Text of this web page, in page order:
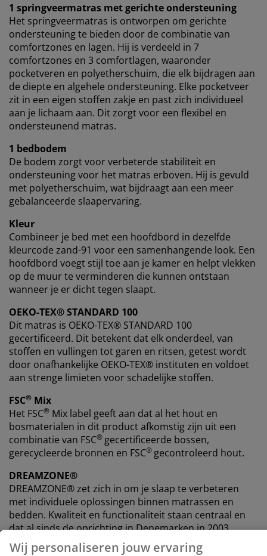
1 springveermatras met gerichte ondersteuning
Het springveermatras is ontworpen om gerichte
ondersteuning te bieden door de combinatie van
comfortzones en lagen. Hij is verdeeld in 7
comfortzones en 3 comfortlagen, waaronder
pocketveren en polyetherschuim, die elk bijdragen aan
de diepte en algehele ondersteuning. Elke pocketveer
zit in een eigen stoffen zakje en past zich individueel
aan je lichaam aan. Dit zorgt voor een flexibel en
ondersteunend matras.
1 bedbodem
De bodem zorgt voor verbeterde stabiliteit en
ondersteuning voor het matras erboven. Hij is gevuld
met polyetherschuim, wat bijdraagt aan een meer
gebalanceerde slaapervaring.
Kleur
Combineer je bed met een hoofdbord in dezelfde
kleurcode zand-91 voor een samenhangende look. Een
hoofdbord voegt stijl toe aan je kamer en helpt vlekken
op de muur te verminderen die kunnen ontstaan
wanneer je er dicht tegen slaapt.
OEKO-TEX® STANDARD 100
Dit matras is OEKO-TEX® STANDARD 100
gecertificeerd. Dit betekent dat elk onderdeel, van
stoffen en vullingen tot garen en ritsen, getest wordt
door onafhankelijke OEKO-TEX® instituten en voldoet
aan strenge limieten voor schadelijke stoffen.
FSC® Mix
Het FSC® Mix label geeft aan dat al het hout en
bosmaterialen in dit product afkomstig zijn uit een
combinatie van FSC® gecertificeerde bossen,
gerecycleerde bronnen en FSC® gecontroleerd hout.
DREAMZONE®
DREAMZONE® zet zich in om je slaap te verbeteren
met individuele oplossingen binnen matrassen en
bedden. Kwaliteit en functionaliteit staan centraal en
dat al sinds de oprichting in Denemarken in 2003.
DREAMZONE® is exclusief verkrijgbaar bij JYSK.